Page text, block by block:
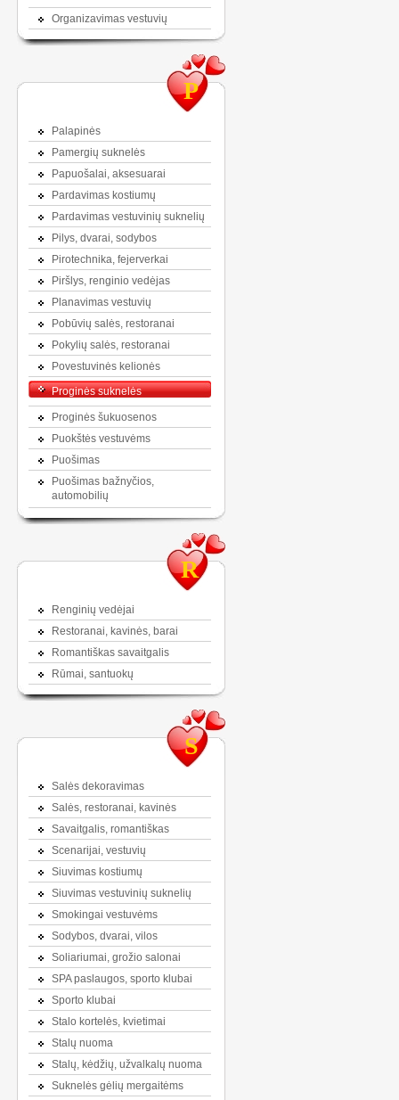
Organizavimas vestuvių
P
Palapinės
Pamergių suknelės
Papuošalai, aksesuarai
Pardavimas kostiumų
Pardavimas vestuvinių suknelių
Pilys, dvarai, sodybos
Pirotechnika, fejerverkai
Piršlys, renginio vedėjas
Planavimas vestuvių
Pobūvių salės, restoranai
Pokylių salės, restoranai
Povestuvinės kelionės
Proginės suknelės
Proginės šukuosenos
Puokštės vestuvėms
Puošimas
Puošimas bažnyčios,
automobilių
R
Renginių vedėjai
Restoranai, kavinės, barai
Romantiškas savaitgalis
Rūmai, santuokų
S
Salės dekoravimas
Salės, restoranai, kavinės
Savaitgalis, romantiškas
Scenarijai, vestuvių
Siuvimas kostiumų
Siuvimas vestuvinių suknelių
Smokingai vestuvėms
Sodybos, dvarai, vilos
Soliariumai, grožio salonai
SPA paslaugos, sporto klubai
Sporto klubai
Stalo kortelės, kvietimai
Stalų nuoma
Stalų, kėdžių, užvalkalų nuoma
Suknelės gėlių mergaitėms